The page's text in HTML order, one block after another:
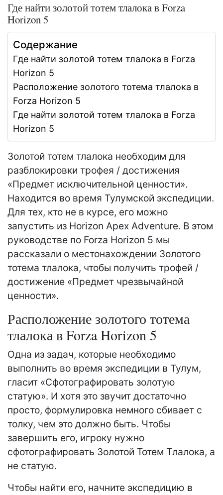
Где найти золотой тотем тлалока в Forza
Horizon 5
Содержание
Где найти золотой тотем тлалока в Forza
Horizon 5
Расположение золотого тотема тлалока в
Forza Horizon 5
Где найти золотой тотем тлалока в Forza
Horizon 5
Золотой тотем тлалока необходим для
разблокировки трофея / достижения
«Предмет исключительной ценности».
Находится во время Тулумской экспедиции.
Для тех, кто не в курсе, его можно
запустить из Horizon Apex Adventure. В этом
руководстве по Forza Horizon 5 мы
рассказали о местонахождении Золотого
тотема тлалока, чтобы получить трофей /
достижение «Предмет чрезвычайной
ценности».
Расположение золотого тотема
тлалока в Forza Horizon 5
Одна из задач, которые необходимо
выполнить во время экспедиции в Тулум,
гласит «Сфотографировать золотую
статую». И хотя это звучит достаточно
просто, формулировка немного сбивает с
толку, чем это должно быть. Чтобы
завершить его, игроку нужно
сфотографировать Золотой Тотем Тлалока, а
не статую.
Чтобы найти его, начните экспедицию в